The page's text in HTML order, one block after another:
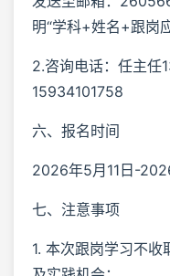
明“学科+姓名+跟岗应
2.咨询电话：任主任
15934101758
六、报名时间
2026年5月11日-
七、注意事项
1. 本次跟岗学习不